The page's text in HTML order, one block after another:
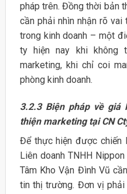
pháp trên. Đồng thời bản
cần phải nhìn nhận rõ
trong kinh doanh – một
ty hiện nay khi không
marketing, khi chỉ coi
phòng kinh doanh.
3.2.3 Biện pháp về giá
thiện marketing tại CN
Để thực hiện được chiến
Liên doanh TNHH
Tâm Kho Vận Đình Vũ
tin thị trường. Đơn vị